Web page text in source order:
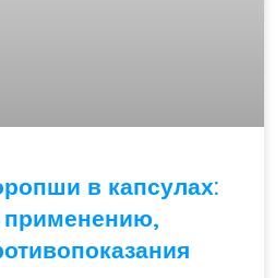
в капсулах:
применению,